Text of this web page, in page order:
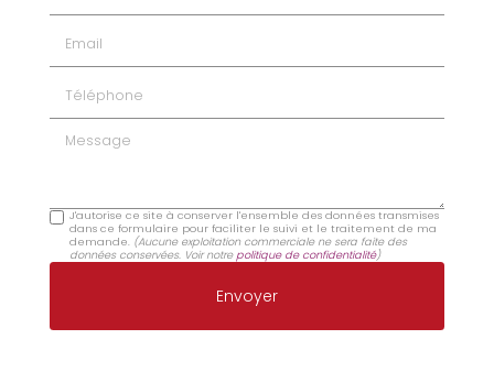
Message
J'autorise ce site à conserver l'ensemble des données transmises
dans ce formulaire pour faciliter le suivi et le traitement de ma
demande. (Aucune exploitation commerciale ne sera faite des
données conservées. Voir notrepolitique de confidentialité)